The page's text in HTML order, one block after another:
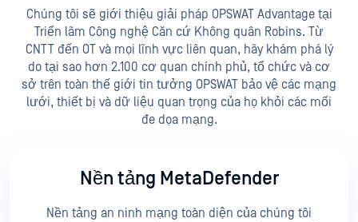
Chúng tôi sẽ giới thiệu giải pháp OPSWAT Advantage tại
Triển lãm Công nghệ Căn cứ Không quân Robins. Từ
CNTT đến OT và mọi lĩnh vực liên quan, hãy khám phá lý
do tại sao hơn 2.100 cơ quan chính phủ, tổ chức và cơ
sở trên toàn thế giới tin tưởng OPSWAT bảo vệ các mạng
lưới, thiết bị và dữ liệu quan trọng của họ khỏi các mối
đe dọa mạng.
Nền tảng MetaDefender
Nền tảng an ninh mạng toàn diện của chúng tôi